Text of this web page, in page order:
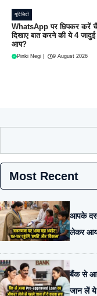
यूटिलिटी
WhatsApp पर छिपकर करें
दिखाए बात करने की ये 4
आप?
Pinki Negi 9 August 2026
Most Recent
आपके
लेकर
बैंक से
जान लें ये